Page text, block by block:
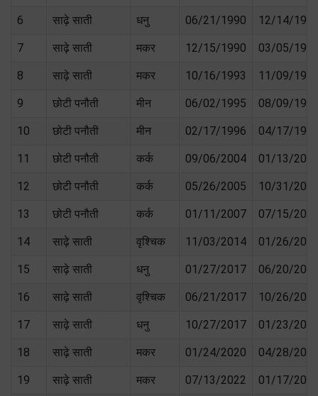
6 साढ़े साती धनु 06/21/1990 12/14/
7 साढ़े साती मकर 12/15/1990 03/05/
8 साढ़े साती मकर 10/16/1993 11/09/
9 छोटी पनौती मीन 06/02/1995 08/09/
10 छोटी पनौती मीन 02/17/1996 04/17/
11 छोटी पनौती कर्क 09/06/2004 01/13/
12 छोटी पनौती कर्क 05/26/2005 10/31/
13 छोटी पनौती कर्क 01/11/2007 07/15/
14 साढ़े साती वृश्चिक 11/03/2014 01/26/
15 साढ़े साती धनु 01/27/2017 06/20/
16 साढ़े साती वृश्चिक 06/21/2017 10/26/
17 साढ़े साती धनु 10/27/2017 01/23/
18 साढ़े साती मकर 01/24/2020 04/28/
19 साढ़े साती मकर 07/13/2022 01/17/